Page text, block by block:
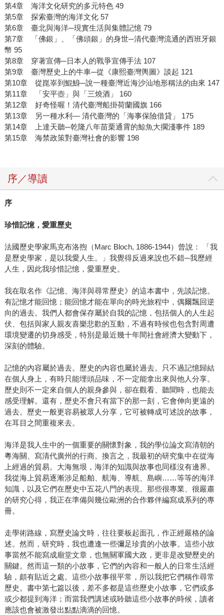
第4章 海洋文化研究的多元特色 49
第5章 探索臺灣的海洋文化 57
第6章 臺北與海洋─現實生活與集體記憶 79
第7章 「佛銀」、「佛頭銀」的身世─清代臺灣流通的西班牙銀
幣 95
第8章 穿著宣傳─日本人的戰爭宣傳手法 107
第9章 臺灣歷史上的牛車─從《康熙臺灣輿圖》談起 121
第10章 從崑峷到鯤鯓─說一種臺灣近海沙汕地形稱法的由來 147
第11章 「安平壺」與「三燒酒」 160
第12章 好奇怪喔！清代臺灣船掛荷蘭國旗 166
第13章 另一種水利― 清代臺灣的「海事保險借貸」 175
第14章 上達天聽─乾隆八年苗栗通霄的鯨魚大擱淺事件 189
第15章 海禁政策對臺灣社會的影響 198
序／導讀
序
珍惜記憶，愛重歷史
法國歷史學家馬克布洛煦（Marc Bloch, 1886-1944）曾說： 「我
是歷史學家，是以我愛人生。」我覺得反過來說也不錯─我歷經
人生，因此我珍惜記憶，愛重歷史。
我在取名作《記憶、海洋與尋常歷史》的這本書中，先談記憶。
有記憶才能回憶；能回憶才能在單向的時光旅程中，偶爾飄回逆
向的過去。我們人都會保存屬於自我的記憶，包括個人的人生起
伏、包括與家人親友喜樂悲歡的互動，不過有時候也包含對周遭
環境變遷的切身感受，特別是最近幾十年間社會經濟大變動下，
深刻的體驗。
記憶的內容屬於過去。歷史的內容也屬於過去。只不過記憶歸結
在個人身上，有時只能埋頭品味，不一定能拿出來與他人分享。
歷史則不一定來自個人的親身參與，卻在觀看、聽聞時，也能去
感受理解。還有，歷史不會只有當下的那一刻，它會伸向更遠的
過去。歷史一般更容易被眾人分享，它可被轉成可述說的故事，
在耳目之間重複來去。
海洋是我人生中的一個重要的關懷對象，我的學位論文寫清朝的
粵海關、寫清代廣州的行商。換言之，我最初的研究集中在從海
上經過的貿易。大海無垠，海洋的知識與故事也同樣沒有邊界。
我從海上貿易逐漸涉足船舶、航海、導航、島嶼……等等的海洋
知識，以及它們在歷史中五花八門的表現。那些很專業、很嚴肅
的研究心得，我正在準備與幾位歐洲的合作夥伴編寫成系列的專
冊。
走學術路線，寫歷史論文時，往往要板起面孔，作正經嚴格的論
述。然而，研究時，我也遭逢一些彌足珍貴的小故事。這些小故
事當然不能寫成廟堂文章，也無關軍國大政，更非是改變歷史的
關鍵。然而這一類的小故事，它們的內容和一般人的日常生活經
驗，頗有貼近之處。這些小故事很平常，所以我把它們稱作尋常
歷史。書中第七篇以後，差不多都是這些歷史小故事，它們或多
或少都提到海洋；而當我們講述或聆聽這些小故事的時候，讀者
應該也會被激發出點點滴滴的回憶。